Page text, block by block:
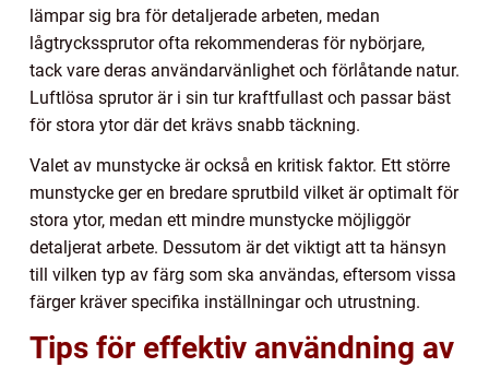
lämpar sig bra för detaljerade arbeten, medan
lågtryckssprutor ofta rekommenderas för nybörjare,
tack vare deras användarvänlighet och förlåtande natur.
Luftlösa sprutor är i sin tur kraftfullast och passar bäst
för stora ytor där det krävs snabb täckning.
Valet av munstycke är också en kritisk faktor. Ett större
munstycke ger en bredare sprutbild vilket är optimalt för
stora ytor, medan ett mindre munstycke möjliggör
detaljerat arbete. Dessutom är det viktigt att ta hänsyn
till vilken typ av färg som ska användas, eftersom vissa
färger kräver specifika inställningar och utrustning.
Tips för effektiv användning av